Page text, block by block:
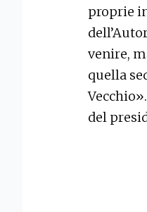
proprie
venire,
quella
del